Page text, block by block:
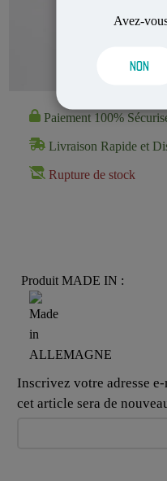
Avez-
NON
Paiement 100%
Livraison Rapide et
Rupture de stock
Produit MADE IN :
Inscrivez votre adresse
cet article sera de